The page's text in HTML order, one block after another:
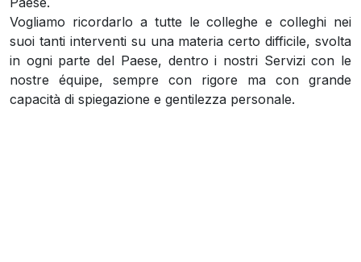
Vogliamo ricordarlo a tutte le colleghe e colleghi nei
suoi tanti interventi su una materia certo difficile, svolta
in ogni parte del Paese, dentro i nostri Servizi con le
nostre équipe, sempre con rigore ma con grande
capacità di spiegazione e gentilezza personale.